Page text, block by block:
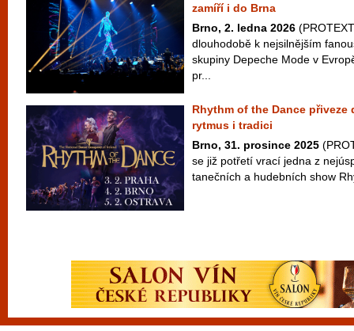
zamíří i do Brna
Brno, 2. ledna 2026
dlouhodobě k nejsilnějším
skupiny Depeche Mode v
pr...
Rhythm of the Dance přiveze
rytmus i tradici
Brno, 31. prosince 2025
se již potřetí vrací jedna z
tanečních a hudebních show